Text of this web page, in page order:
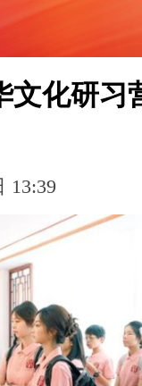
文化研习
13:39